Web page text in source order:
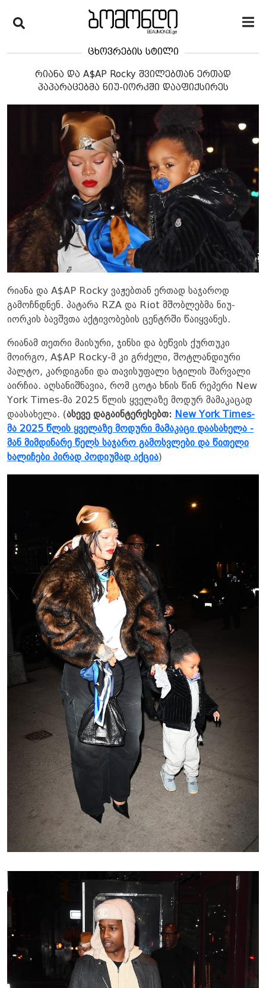
ცხოვრების სტილი
რიანა და A$AP Rocky შვილებთან ერთად
პაპარაცებმა ნიუ-იორკში დააფიქსირეს
რიანა და A$AP Rocky ვაჟებთან ერთად საჯაროდ
გამოჩნდნენ. პატარა RZA და Riot მშობლებმა ნიუ-
იორკის ბავშვთა აქტივობების ცენტრში წაიყვანეს.
რიანამ თეთრი მაისური, ჯინსი და ბეწვის ქურთუკი
მოირგო, A$AP Rocky-მ კი გრძელი, შოტლანდიური
პალტო, კარდიგანი და თავისუფალი სტილის შარვალი
აირჩია. აღსანიშნავია, რომ ცოტა ხნის წინ რეპერი New
York Times-მა 2025 წლის ყველაზე მოდურ მამაკაცად
დაასახელა. (ასევე დაგაინტერესებთ: New York Times-
მა 2025 წლის ყველაზე მოდური მამაკაცი დაასახელა -
მან მიმდინარე წელს საჯარო გამოსვლები და წითელი
ხალიჩები პირად პოდიუმად აქცია)